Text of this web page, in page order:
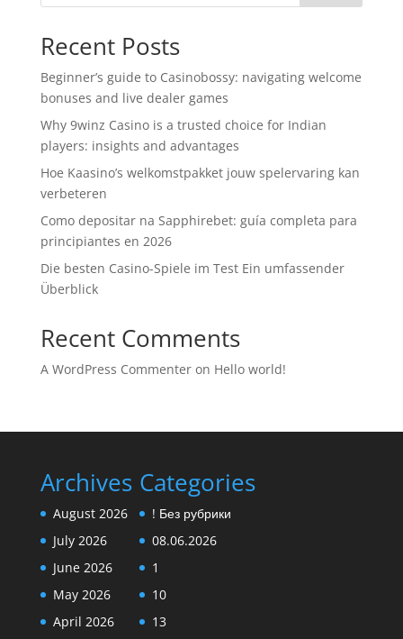
Recent Posts
Beginner’s guide to Casinobossy: navigating welcome
bonuses and live dealer games
Why 9winz Casino is a trusted choice for Indian
players: insights and advantages
Hoe Kaasino’s welkomstpakket jouw spelervaring kan
verbeteren
Como depositar na Sapphirebet: guía completa para
principiantes en 2026
Die besten Casino-Spiele im Test Ein umfassender
Überblick
Recent Comments
A WordPress Commenteron Hello world!
Archives
August 2026
July 2026
June 2026
May 2026
April 2026
Categories
! Без рубрики
08.06.2026
1
10
13